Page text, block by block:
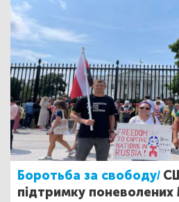
Боротьба за свободу/
підтримку